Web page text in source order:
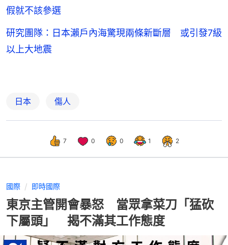
假就不該參選
研究團隊：日本瀨戶內海驚現兩條新斷層 或引發7級
以上大地震
日本 傷人
7 0 0 1 2
國際 即時國際
東京主管開會暴怒 當眾拿菜刀「猛砍
下屬頭」 揭不滿其工作態度